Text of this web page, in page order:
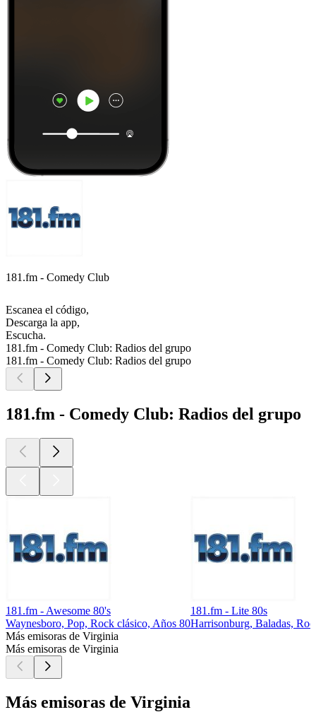
181.fm - Comedy Club
Escanea el código,
Descarga la app,
Escucha.
181.fm - Comedy Club: Radios del grupo
181.fm - Comedy Club: Radios del grupo
181.fm - Comedy Club: Radios del grupo
181.fm - Awesome 80's
Waynesboro, Pop, Rock clásico, Años 80
181.fm - Lite 80s
Harrisonburg, Baladas,
Más emisoras de Virginia
Más emisoras de Virginia
Más emisoras de Virginia